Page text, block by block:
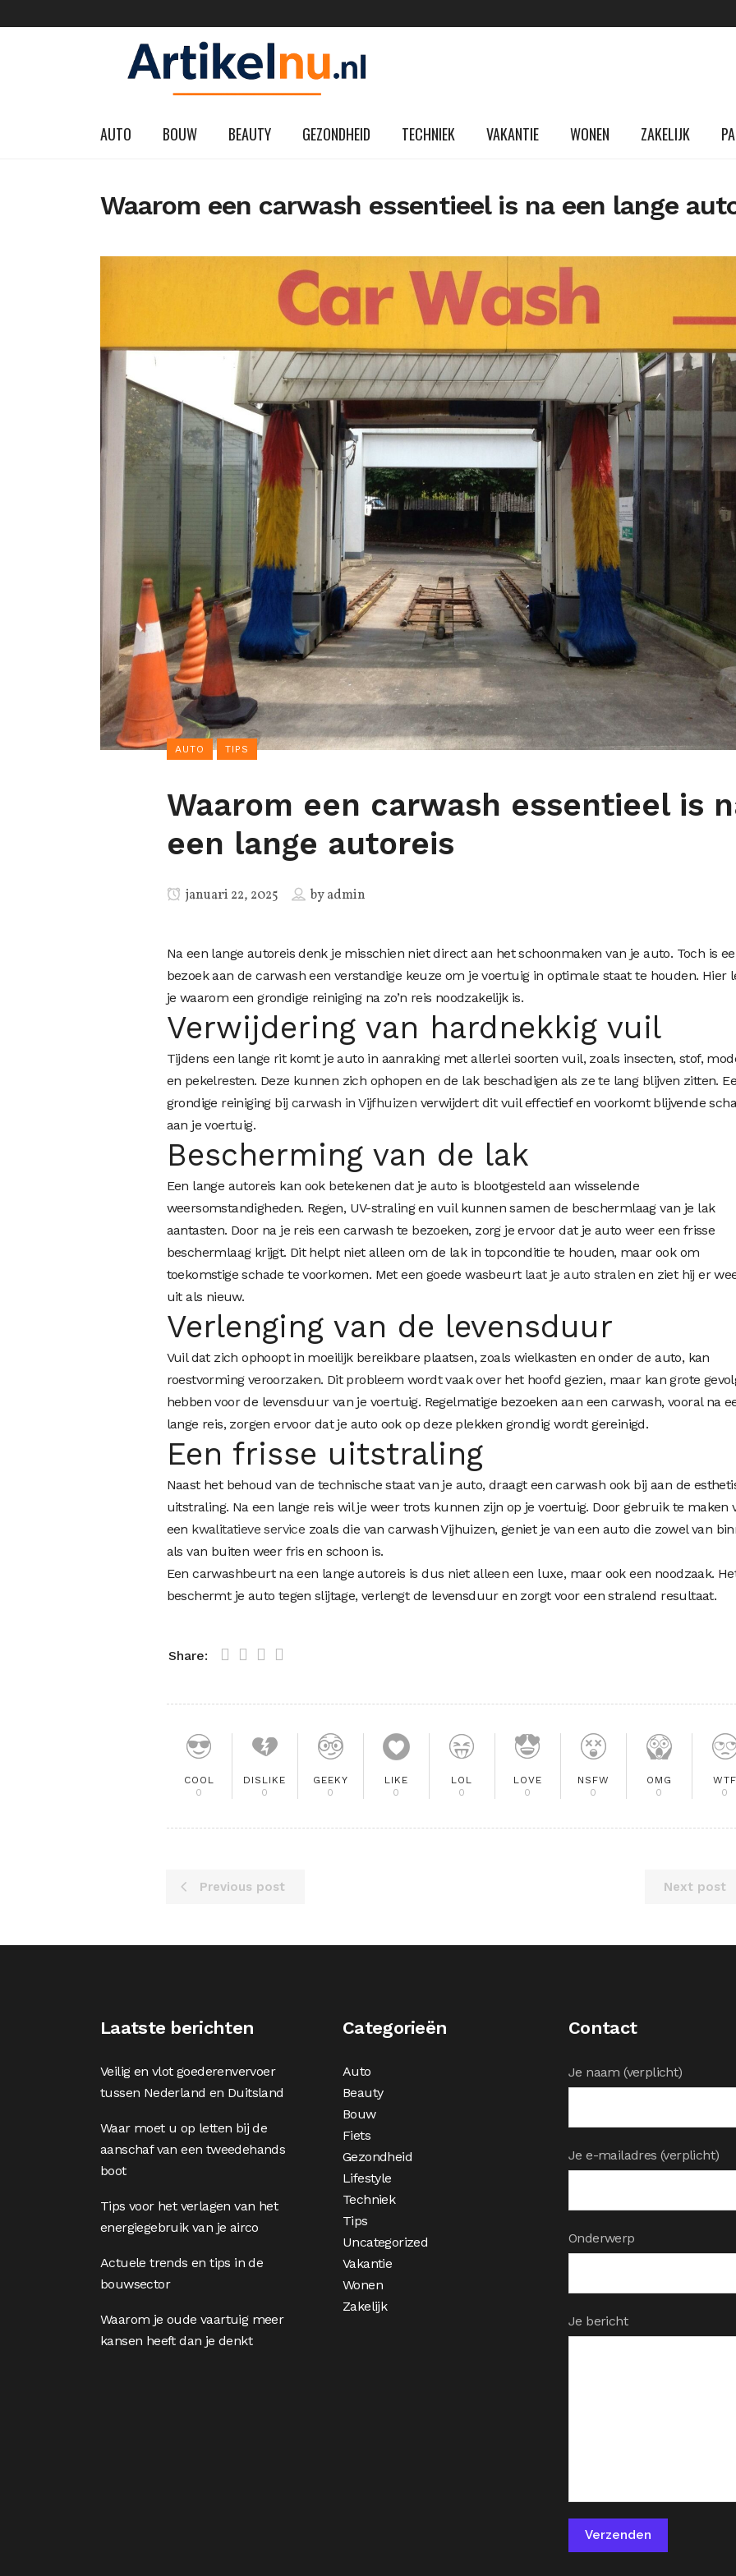
AUTO BOUW BEAUTY GEZONDHEID TECHNIEK VAKANTIE WONEN ZAKELIJK
Waarom een carwash essentieel is na een lange
AUTO TIPS
Waarom een carwash essentieel is
een lange autoreis
januari 22, 2025 byadmin
Na een lange autoreis denk je misschien niet direct aan het schoonmaken van je auto. Toch is
bezoek aan de carwash een verstandige keuze om je voertuig in optimale staat te houden. Hier
je waarom een grondige reiniging na zo’n reis noodzakelijk is.
Verwijdering van hardnekkig vuil
Tijdens een lange rit komt je auto in aanraking met allerlei soorten vuil, zoals insecten, stof,
en pekelresten. Deze kunnen zich ophopen en de lak beschadigen als ze te lang blijven zitten.
grondige reiniging bij carwash in Vijfhuizen verwijdert dit vuil effectief en voorkomt blijvende
aan je voertuig.
Bescherming van de lak
Een lange autoreis kan ook betekenen dat je auto is blootgesteld aan wisselende
weersomstandigheden. Regen, UV-straling en vuil kunnen samen de beschermlaag van je lak
aantasten. Door na je reis een carwash te bezoeken, zorg je ervoor dat je auto weer een frisse
beschermlaag krijgt. Dit helpt niet alleen om de lak in topconditie te houden, maar ook om
toekomstige schade te voorkomen. Met een goede wasbeurt laat je auto stralenen ziet hij er
uit als nieuw.
Verlenging van de levensduur
Vuil dat zich ophoopt in moeilijk bereikbare plaatsen, zoals wielkasten en onder de auto, kan
roestvorming veroorzaken. Dit probleem wordt vaak over het hoofd gezien, maar kan grote
hebben voor de levensduur van je voertuig. Regelmatige bezoeken aan een carwash, vooral na
lange reis, zorgen ervoor dat je auto ook op deze plekken grondig wordt gereinigd.
Een frisse uitstraling
Naast het behoud van de technische staat van je auto, draagt een carwash ook bij aan de
uitstraling. Na een lange reis wil je weer trots kunnen zijn op je voertuig. Door gebruik te maken
een kwalitatieve service zoals die van carwash Vijhuizen, geniet je van een auto die zowel van
als van buiten weer fris en schoon is.
Een carwashbeurt na een lange autoreis is dus niet alleen een luxe, maar ook een noodzaak.
beschermt je auto tegen slijtage, verlengt de levensduur en zorgt voor een stralend resultaat.
Share:
COOL
0
DISLIKE
0
GEEKY
0
LIKE
0
LOL
0
LOVE
0
NSFW
0
OMG
0
WTF
0
Previous post Next post
Laatste berichten
Veilig en vlot goederenvervoer
tussen Nederland en Duitsland
Waar moet u op letten bij de
aanschaf van een tweedehands
boot
Tips voor het verlagen van het
energiegebruik van je airco
Actuele trends en tips in de
bouwsector
Waarom je oude vaartuig meer
kansen heeft dan je denkt
Categorieën
Auto
Beauty
Bouw
Fiets
Gezondheid
Lifestyle
Techniek
Tips
Uncategorized
Vakantie
Wonen
Zakelijk
Contact
Je naam (verplicht)
Je e-mailadres (verplicht)
Onderwerp
Je bericht